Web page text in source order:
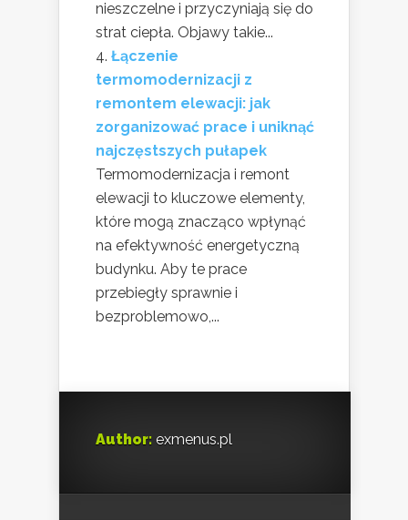
nieszczelne i przyczyniają się do
strat ciepła. Objawy takie...
Łączenie
termomodernizacji z
remontem elewacji: jak
zorganizować prace i uniknąć
najczęstszych pułapek
Termomodernizacja i remont
elewacji to kluczowe elementy,
które mogą znacząco wpłynąć
na efektywność energetyczną
budynku. Aby te prace
przebiegły sprawnie i
bezproblemowo,...
Author: exmenus.pl